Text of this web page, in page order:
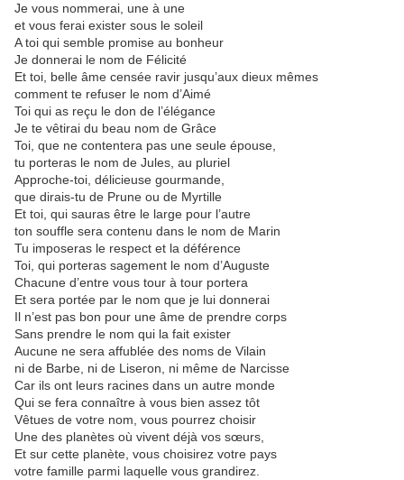
Je vous nommerai, une à une
et vous ferai exister sous le soleil
A toi qui semble promise au bonheur
Je donnerai le nom de Félicité
Et toi, belle âme censée ravir jusqu’aux dieux mêmes
comment te refuser le nom d’Aimé
Toi qui as reçu le don de l’élégance
Je te vêtirai du beau nom de Grâce
Toi, que ne contentera pas une seule épouse,
tu porteras le nom de Jules, au pluriel
Approche-toi, délicieuse gourmande,
que dirais-tu de Prune ou de Myrtille
Et toi, qui sauras être le large pour l’autre
ton souffle sera contenu dans le nom de Marin
Tu imposeras le respect et la déférence
Toi, qui porteras sagement le nom d’Auguste
Chacune d’entre vous tour à tour portera
Et sera portée par le nom que je lui donnerai
Il n’est pas bon pour une âme de prendre corps
Sans prendre le nom qui la fait exister
Aucune ne sera affublée des noms de Vilain
ni de Barbe, ni de Liseron, ni même de Narcisse
Car ils ont leurs racines dans un autre monde
Qui se fera connaître à vous bien assez tôt
Vêtues de votre nom, vous pourrez choisir
Une des planètes où vivent déjà vos sœurs,
Et sur cette planète, vous choisirez votre pays
votre famille parmi laquelle vous grandirez.